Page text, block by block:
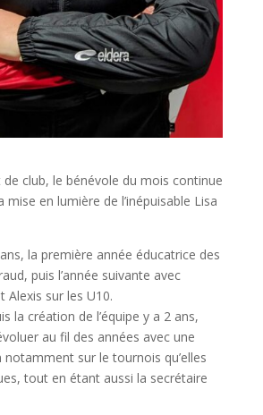
club, le bénévole du mois continue
mise en lumière de l’inépuisable Lisa
la première année éducatrice des
puis l’année suivante avec
Alexis sur les U10.
la création de l’équipe y a 2 ans,
au fil des années avec une
sur le tournois qu’elles
tout en étant aussi la secrétaire